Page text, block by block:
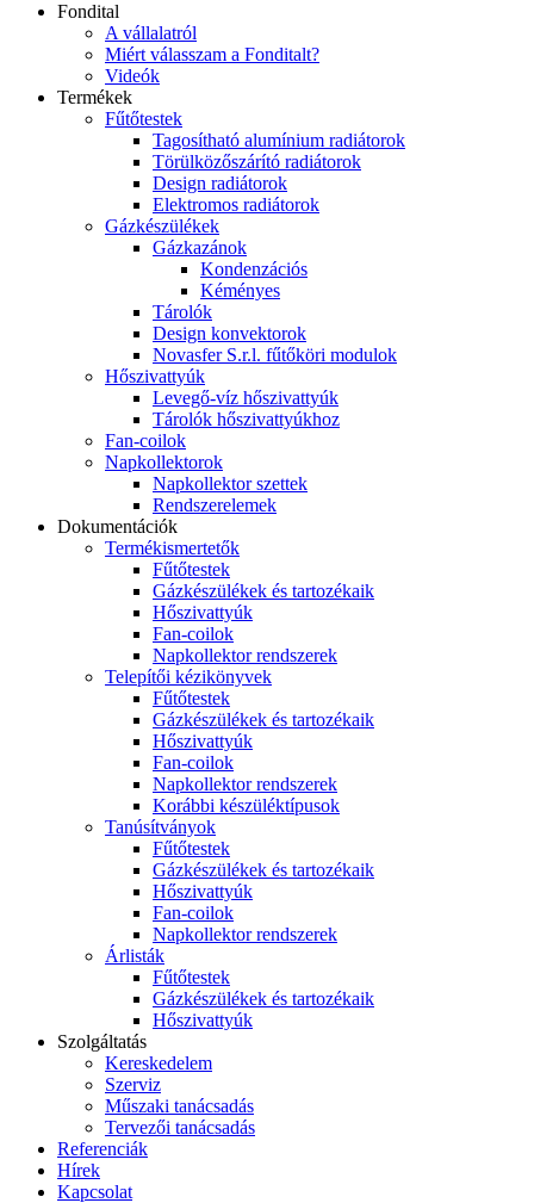
Fondital
A vállalatról
Miért válasszam a Fonditalt?
Videók
Termékek
Fűtőtestek
Tagosítható alumínium radiátorok
Törülközőszárító radiátorok
Design radiátorok
Elektromos radiátorok
Gázkészülékek
Gázkazánok
Kondenzációs
Kéményes
Tárolók
Design konvektorok
Novasfer S.r.l. fűtőköri modulok
Hőszivattyúk
Levegő-víz hőszivattyúk
Tárolók hőszivattyúkhoz
Fan-coilok
Napkollektorok
Napkollektor szettek
Rendszerelemek
Dokumentációk
Termékismertetők
Fűtőtestek
Gázkészülékek és tartozékaik
Hőszivattyúk
Fan-coilok
Napkollektor rendszerek
Telepítői kézikönyvek
Fűtőtestek
Gázkészülékek és tartozékaik
Hőszivattyúk
Fan-coilok
Napkollektor rendszerek
Korábbi készüléktípusok
Tanúsítványok
Fűtőtestek
Gázkészülékek és tartozékaik
Hőszivattyúk
Fan-coilok
Napkollektor rendszerek
Árlisták
Fűtőtestek
Gázkészülékek és tartozékaik
Hőszivattyúk
Szolgáltatás
Kereskedelem
Szerviz
Műszaki tanácsadás
Tervezői tanácsadás
Referenciák
Hírek
Kapcsolat